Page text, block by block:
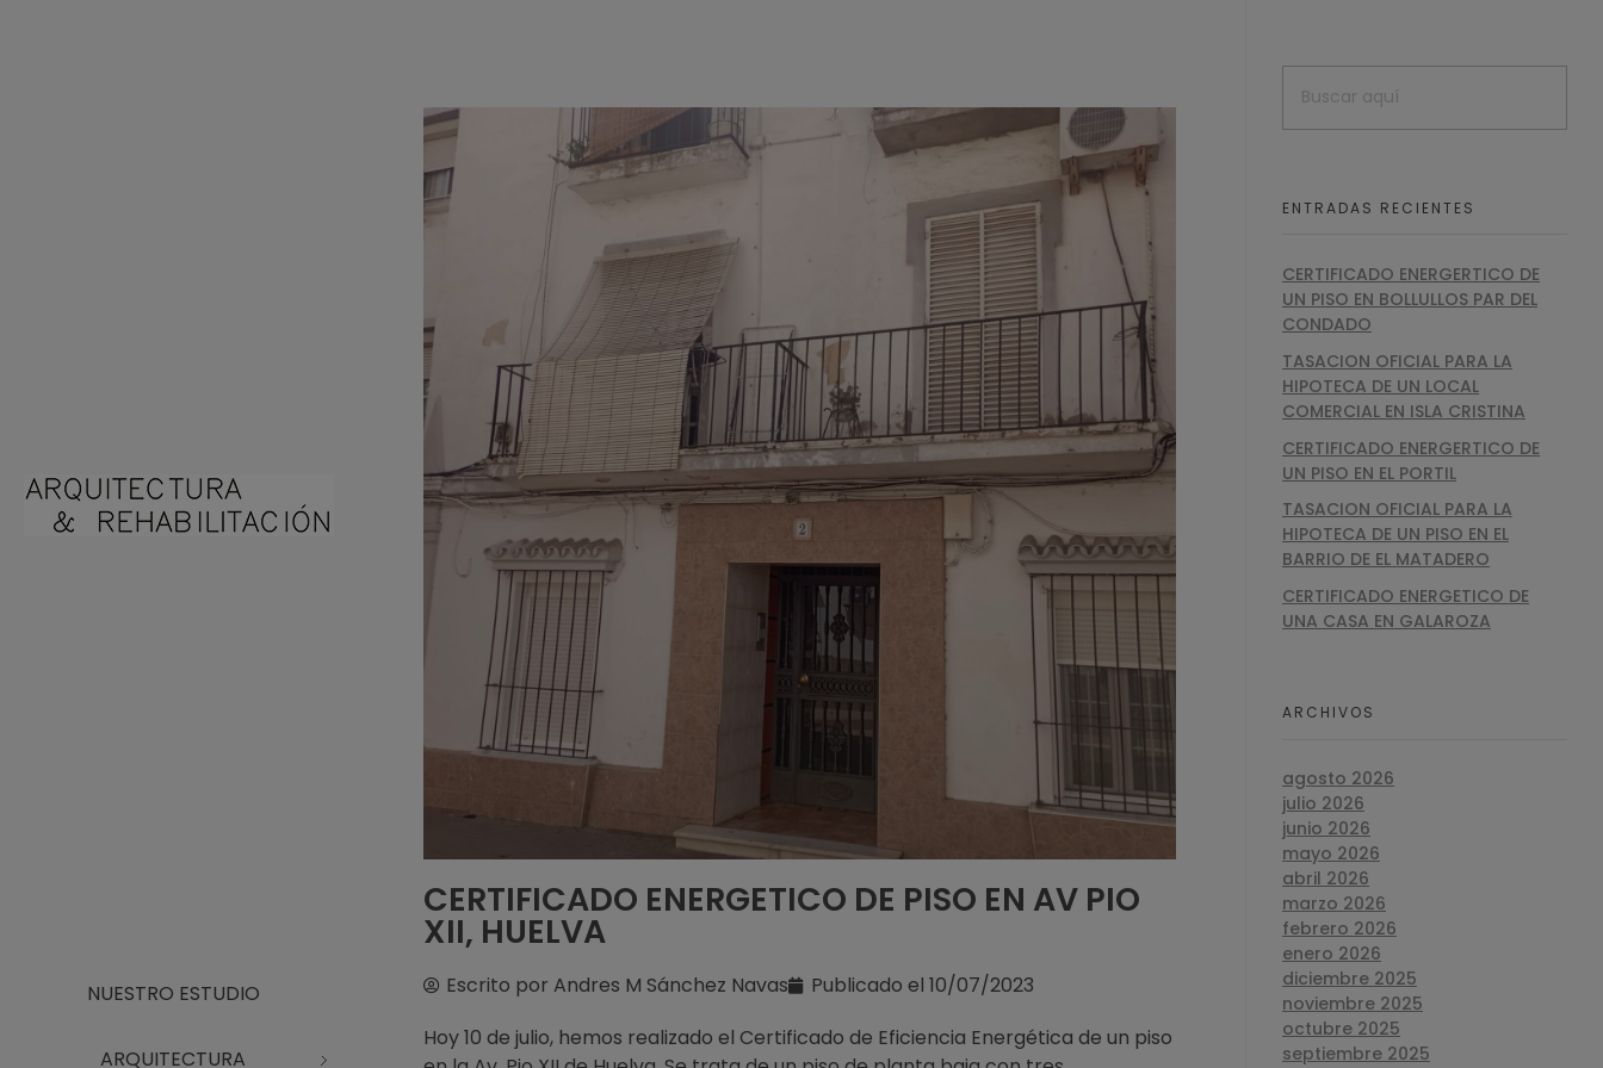
NUESTRO ESTUDIO
ARQUITECTURA
CERTIFICADO ENERGETICO DE PISO EN AV PIO
XII, HUELVA
Escrito por Andres M Sánchez Navas Publicado el 10/07/2023
Hoy 10 de julio, hemos realizado el Certificado de Eficiencia Energética de un piso
ENTRADAS RECIENTES
CERTIFICADO ENERGERTICO DE
UN PISO EN BOLLULLOS PAR DEL
CONDADO
TASACION OFICIAL PARA LA
HIPOTECA DE UN LOCAL
COMERCIAL EN ISLA CRISTINA
CERTIFICADO ENERGERTICO DE
UN PISO EN EL PORTIL
TASACION OFICIAL PARA LA
HIPOTECA DE UN PISO EN EL
BARRIO DE EL MATADERO
CERTIFICADO ENERGETICO DE
UNA CASA EN GALAROZA
ARCHIVOS
agosto 2026
julio 2026
junio 2026
mayo 2026
abril 2026
marzo 2026
febrero 2026
enero 2026
diciembre 2025
noviembre 2025
octubre 2025
septiembre 2025